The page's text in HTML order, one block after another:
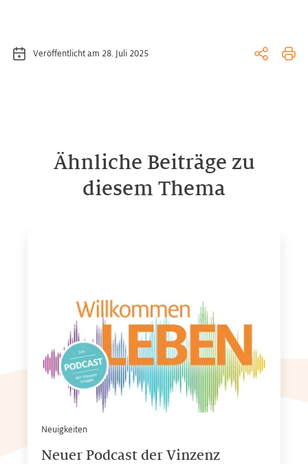
Veröffentlicht am 28. Juli 2025
Ähnliche Beiträge zu
diesem Thema
Neuigkeiten
Neuer Podcast der Vinzenz